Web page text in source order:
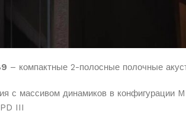
– компактные 2-полосные полочные
с массивом динамиков в конфигурации
III